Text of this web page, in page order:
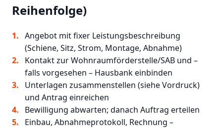
Reihenfolge)
Angebot mit fixer Leistungsbeschreibung
(Schiene, Sitz, Strom, Montage, Abnahme)
Kontakt zur Wohnraumförderstelle/SAB und –
falls vorgesehen – Hausbank einbinden
Unterlagen zusammenstellen (siehe Vordruck)
und Antrag einreichen
Bewilligung abwarten; danach Auftrag erteilen
Einbau, Abnahmeprotokoll, Rechnung –